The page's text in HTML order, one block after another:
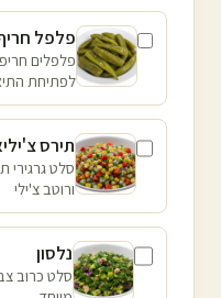
פלפל
פלפלים
לפתיחת
תירס
סלט גרגירי
ורוטב צ'ילי
נלסון
סלט כרוב